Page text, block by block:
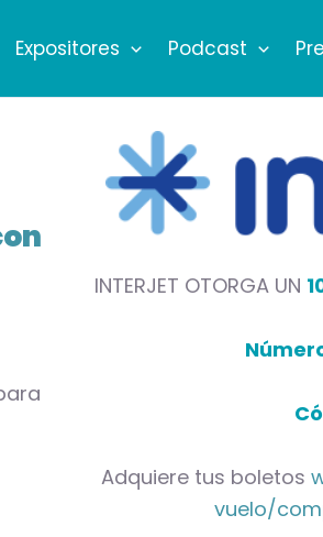
Expositores Podcast
INTERJET OTORGA UN
Adquiere tus boletos
vuelo/